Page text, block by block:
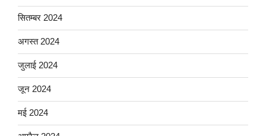
सितम्बर 2024
अगस्त 2024
जुलाई 2024
जून 2024
मई 2024